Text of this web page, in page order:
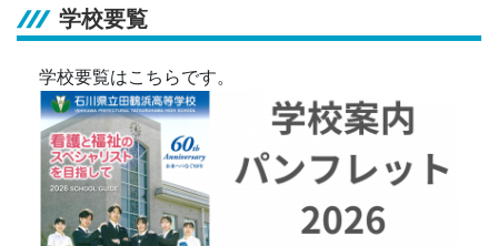
学校要覧
学校要覧はこちらです。